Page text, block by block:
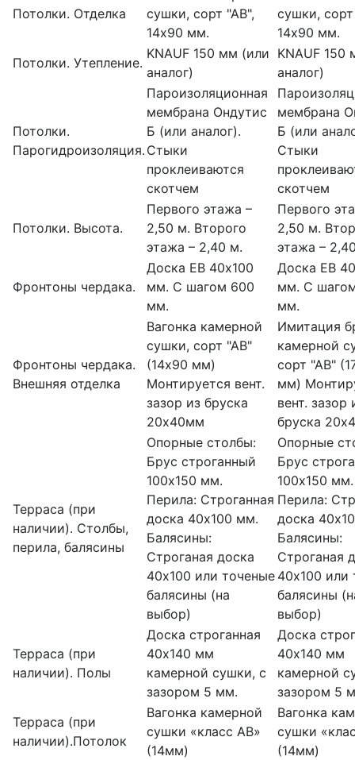
Потолки. Отделка
сушки, сорт "АВ",
14х90 мм.
сушки,
14х90 мм.
Потолки. Утепление.
KNAUF 150 мм (или
аналог)
KNAUF 150
аналог)
Потолки.
Парогидроизоляция.
Пароизоляционная
мембрана Ондутис
Б (или аналог).
Стыки
проклеиваются
скотчем
мембрана
Б (или
Стыки
скотчем
Потолки. Высота.
Первого этажа –
2,50 м. Второго
этажа – 2,40 м.
Первого
2,50 м.
этажа –
Фронтоны чердака.
Доска ЕВ 40х100
мм. С шагом 600
мм.
Доска ЕВ
мм. С
мм.
Фронтоны чердака.
Внешняя отделка
Вагонка камерной
сушки, сорт "АВ"
(14х90 мм)
Монтируется вент.
зазор из бруска
20х40мм
Имитация
камерной
сорт "АВ"
мм)
вент. зазор
бруска
Терраса (при
наличии). Столбы,
перила, балясины
Опорные столбы:
Брус строганный
100х150 мм.
Перила: Строганная
доска 40х100 мм.
Балясины:
Строганая доска
40х100 или точеные
балясины (на
выбор)
Опорные
Брус
100х150 мм.
Перила:
доска
Балясины:
Строганая
40х100 или
балясины
выбор)
Терраса (при
наличии). Полы
Доска строганная
40х140 мм
камерной сушки, с
зазором 5 мм.
Доска
40х140 мм
камерной
зазором 5
Терраса (при
наличии).Потолок
Вагонка камерной
сушки «класс АВ»
(14мм)
Вагонка
сушки
(14мм)